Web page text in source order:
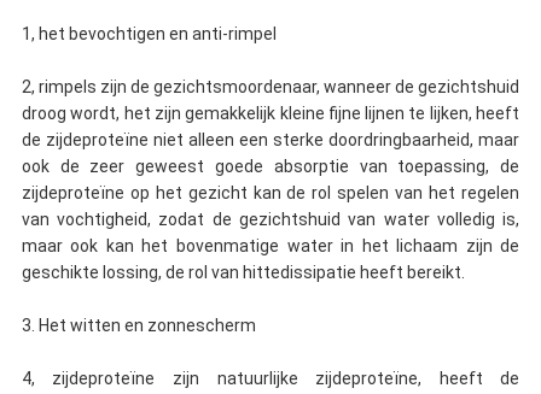
1, het bevochtigen en anti-rimpel
2, rimpels zijn de gezichtsmoordenaar, wanneer de gezichtshuid
droog wordt, het zijn gemakkelijk kleine fijne lijnen te lijken, heeft
de zijdeproteïne niet alleen een sterke doordringbaarheid, maar
ook de zeer geweest goede absorptie van toepassing, de
zijdeproteïne op het gezicht kan de rol spelen van het regelen
van vochtigheid, zodat de gezichtshuid van water volledig is,
maar ook kan het bovenmatige water in het lichaam zijn de
geschikte lossing, de rol van hittedissipatie heeft bereikt.
3. Het witten en zonnescherm
4, zijdeproteïne zijn natuurlijke zijdeproteïne, heeft de